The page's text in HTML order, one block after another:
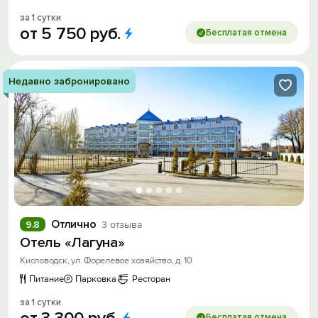
за 1 сутки
от 5 750 руб. Бесплатая отмена
Недавно забронировано
Отлично 3 отзыва
9.8
Отель «Лагуна»
Кисловодск, ул. Форелевое хозяйство, д. 10
Питание
Парковка Ресторан
за 1 сутки